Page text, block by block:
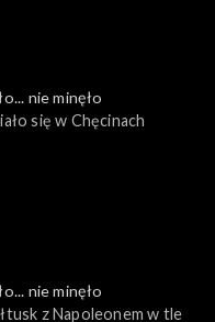
nie minęło
się w Chęcinach
nie minęło
z Napoleonem w tle